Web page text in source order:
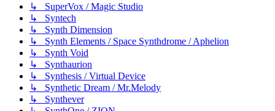
↳ SuperVox / Magic Studio
↳ Syntech
↳ Synth Dimension
↳ Synth Elements / Space Synthdrome / Aphelion
↳ Synth Void
↳ Synthaurion
↳ Synthesis / Virtual Device
↳ Synthetic Dream / Mr.Melody
↳ Synthever